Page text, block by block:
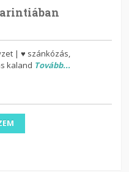
| ♥ szánkózás,
kaland Tovább...